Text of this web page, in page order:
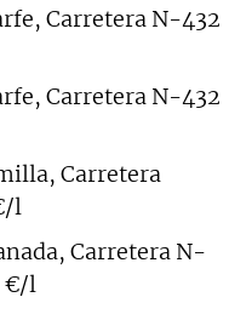
Carretera N-432
Carretera N-432
Carretera
l
Carretera N-
€/l